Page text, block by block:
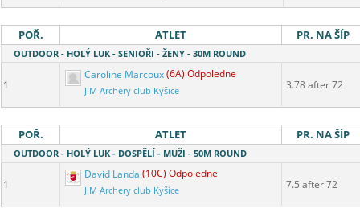
POŘ. ATLET PR. NA ŠÍP
OUTDOOR - HOLÝ LUK - SENIOŘI - ŽENY - 30M ROUND
1
Caroline Marcoux(6A) Odpoledne
JIM Archery club Kyšice 3.78 after 72
POŘ. ATLET PR. NA ŠÍP
OUTDOOR - HOLÝ LUK - DOSPĚLÍ - MUŽI - 50M ROUND
1
David Landa (10C) Odpoledne
JIM Archery club Kyšice 7.5 after 72